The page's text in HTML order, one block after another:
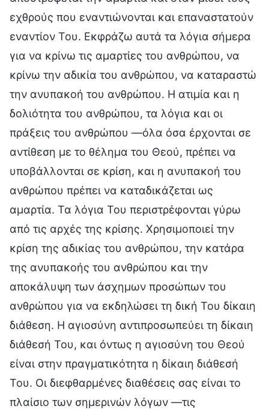
εχθρούς που εναντιώνονται και επαναστατούν
εναντίον Του. Εκφράζω αυτά τα λόγια σήμερα
για να κρίνω τις αμαρτίες του ανθρώπου, να
κρίνω την αδικία του ανθρώπου, να καταραστώ
την ανυπακοή του ανθρώπου. Η ατιμία και η
δολιότητα του ανθρώπου, τα λόγια και οι
πράξεις του ανθρώπου —όλα όσα έρχονται σε
αντίθεση με το θέλημα του Θεού, πρέπει να
υποβάλλονται σε κρίση, και η ανυπακοή του
ανθρώπου πρέπει να καταδικάζεται ως
αμαρτία. Τα λόγια Του περιστρέφονται γύρω
από τις αρχές της κρίσης. Χρησιμοποιεί την
κρίση της αδικίας του ανθρώπου, την κατάρα
της ανυπακοής του ανθρώπου και την
αποκάλυψη των άσχημων προσώπων του
ανθρώπου για να εκδηλώσει τη δική Του δίκαιη
διάθεση. Η αγιοσύνη αντιπροσωπεύει τη δίκαιη
διάθεσή Του, και όντως η αγιοσύνη του Θεού
είναι στην πραγματικότητα η δίκαιη διάθεσή
Του. Οι διεφθαρμένες διαθέσεις σας είναι το
πλαίσιο των σημερινών λόγων —τις